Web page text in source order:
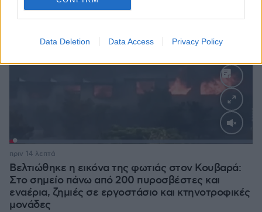
Data Deletion Data Access Privacy Policy
Loaded
Βελτιώθηκε η εικόνα της φωτιάς στον Κουβαρά:
Στο σημείο πάνω από 200 πυροσβέστες και
εναέρια, ζημιές σε εργοστάσιο και κτηνοτροφικές
μονάδες
πριν 14 λεπτά